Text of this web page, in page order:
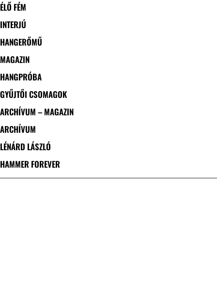
ÉLŐ FÉM
INTERJÚ
HANGERŐMŰ
MAGAZIN
HANGPRÓBA
GYŰJTŐI CSOMAGOK
ARCHÍVUM – MAGAZIN
ARCHÍVUM
LÉNÁRD LÁSZLÓ
HAMMER FOREVER